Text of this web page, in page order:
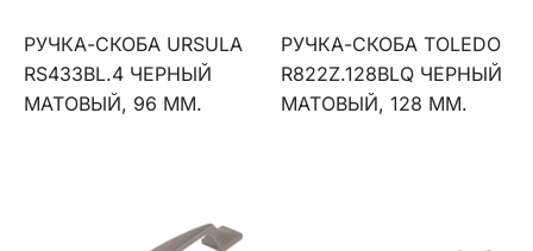
РУЧКА-СКОБА URSULA
RS433BL.4 ЧЕРНЫЙ
МАТОВЫЙ, 96 ММ.
РУЧКА-СКОБА TOLEDO
R822Z.128BLQ ЧЕРНЫЙ
МАТОВЫЙ, 128 ММ.